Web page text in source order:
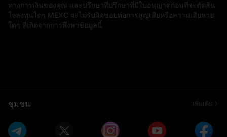
ทางการเงินของคุณ และปรึกษาที่ปรึกษาที่มีใบอนุญาตก่อนที่จะตัดสิน
ใจลงทุนใดๆ MEXC จะไม่รับผิดชอบต่อการสูญเสียหรือความเสียหาย
ใดๆ ที่เกิดจากการพึ่งพาข้อมูลนี้
ชุมชน เพิ่มเติม